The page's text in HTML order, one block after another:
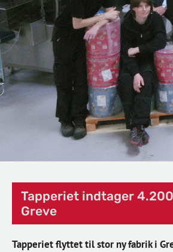
Tapperiet indtager
Greve
Tapperiet flyttet til stor ny fabrik i